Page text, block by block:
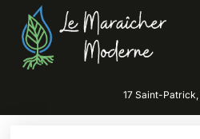
17 Saint-Patrick,